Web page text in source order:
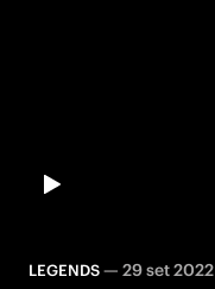
LEGENDS— 29 set 2022